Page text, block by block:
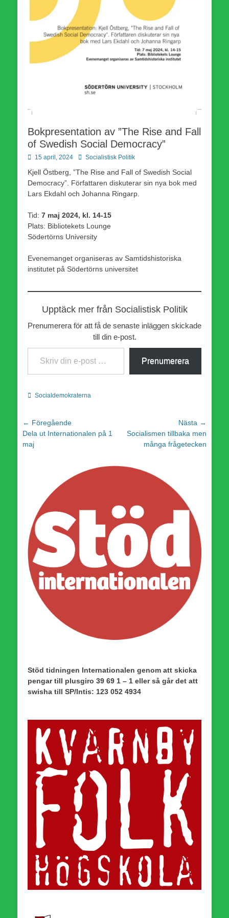
Bokpresentation av ”The Rise and Fall
of Swedish Social Democracy”
Publicerad
15 april, 2024 Författare
Socialistisk Politik
Kjell Östberg, ”The Rise and Fall of Swedish Social
Democracy”. Författaren diskuterar sin nya bok med
Lars Ekdahl och Johanna Ringarp.
Tid: 7 maj 2024, kl. 14-15
Plats: Bibliotekets Lounge
Södertörns University
Evenemanget organiseras av Samtidshistoriska
institutet på Södertörns universitet
Upptäck mer från Socialistisk Politik
Prenumerera för att få de senaste inläggen skickade
till din e-post.
Skriv din e-post …
Prenumerera
Kategorier
Socialdemokraterna
Inläggsnavigering
← Föregående
Föregående
inlägg:
Dela ut Internationalen på 1
maj
Nästa →
NästaSocialismen tillbaka men
många frågetecken
Stöd tidningen Internationalen genom att skicka
pengar till plusgiro 39 69 1 – 1 eller så går det att
swisha till SP/Intis: 123 052 4934